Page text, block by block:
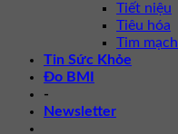
Tiết niệu
Tiêu hóa
Tim mạch
Tin Sức Khỏe
Đo BMI
-
Newsletter